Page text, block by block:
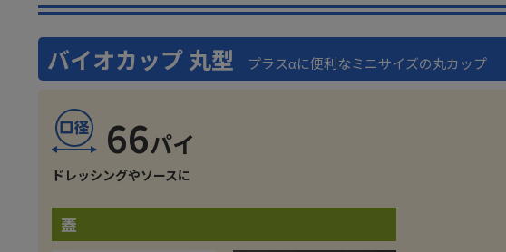
バイオカップ 丸型 プラスαに便利なミニサイズの丸カップ
66
ドレッシングやソースに
蓋